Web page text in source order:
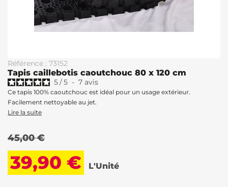
Référence : 73152
Tapis caillebotis caoutchouc 80 x 120 cm
5/5 - 7 avis
Ce tapis 100% caoutchouc est idéal pour un usage extérieur.
Facilement nettoyable au jet.
Lire la suite
45,00 €
39,90 € L'Unité